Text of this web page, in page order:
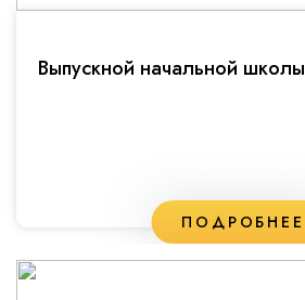
Выпускной начальной школы
ПОДРОБНЕЕ